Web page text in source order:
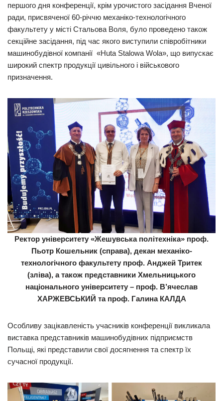
першого дня конференції, крім урочистого засідання Вченої
ради, присвяченої 60-річчю механіко-технологічного
факультету у місті Стальова Воля, було проведено також
секційне засідання, під час якого виступили співробітники
машинобудівної компанії «Huta Stalowa Wola», що випускає
широкий спектр продукції цивільного і військового
призначення.
Ректор університету «Жешувська політехніка» проф.
Пьотр Кошельник (справа), декан механіко-
технологічного факультету проф. Анджей Тритек
(зліва), а також представники Хмельницького
національного університету – проф. В’ячеслав
ХАРЖЕВСЬКИЙ та проф. Галина КАЛДА
Особливу зацікавленість учасників конференції викликала
виставка представників машинобудівних підприємств
Польщі, які представили свої досягнення та спектр їх
сучасної продукції.